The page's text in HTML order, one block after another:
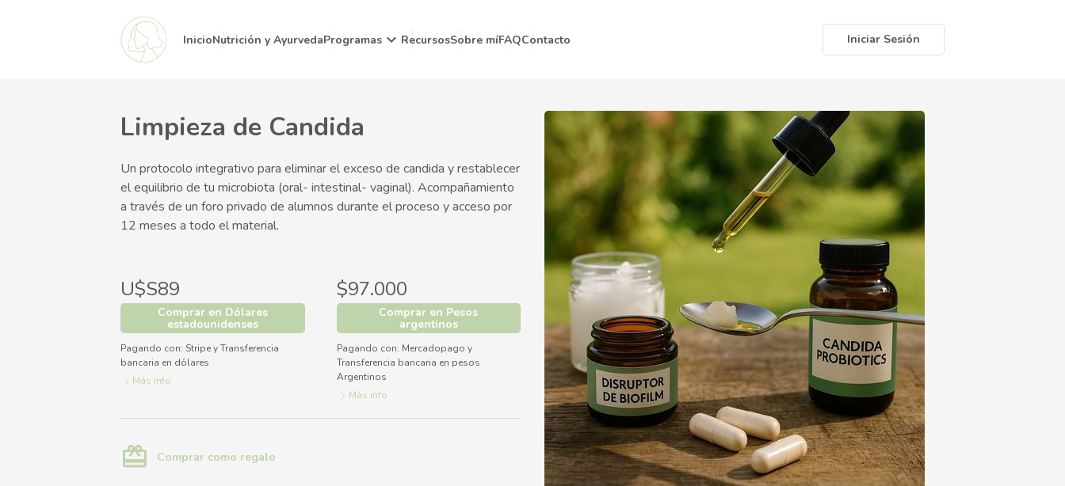
InicioNutrición y AyurvedaProgramas keyboard_arrow_down RecursosSobre míFAQContacto Iniciar Sesión
Limpieza de Candida
Un protocolo integrativo para eliminar el exceso de candida y restablecer
el equilibrio de tu microbiota (oral- intestinal- vaginal). Acompañamiento
a través de un foro privado de alumnos durante el proceso y acceso por
12 meses a todo el material.
U$S89
Comprar en Dólares
estadounidenses
Pagando con: StripeyTransferencia
bancaria en dólares
Más info
$97.000
Comprar en Pesos
argentinos
Pagando con: Mercadopago y
Transferencia bancaria en pesos
Argentinos
Más info
card_giftcard Comprar como regalo